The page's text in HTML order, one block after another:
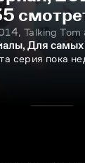
Talking Tom
Для самых
серия пока